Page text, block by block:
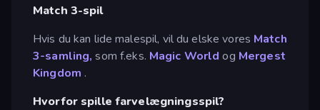
Match 3-spil
Hvis du kan lide malespil, vil du elske vores Match
3-samling, som f.eks. Magic World og Mergest
Kingdom .
Hvorfor spille farvelægningsspil?